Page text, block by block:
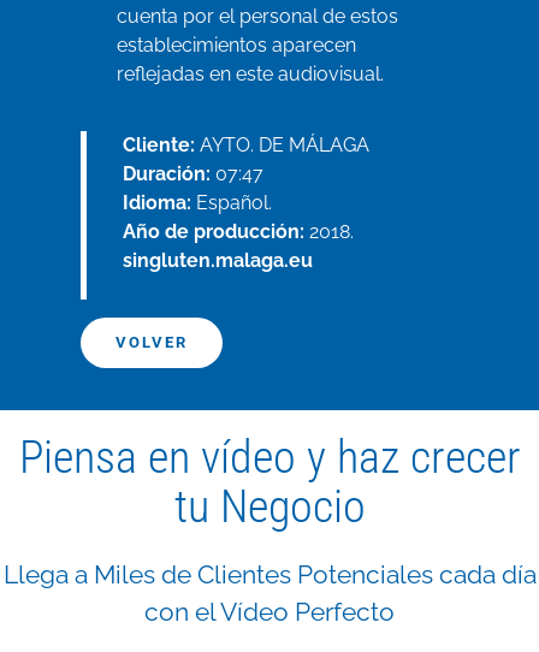
cuenta por el personal de estos
establecimientos aparecen
reflejadas en este audiovisual.
Cliente: AYTO. DE MÁLAGA
Duración: 07:47
Idioma: Español.
Año de producción: 2018.
singluten.malaga.eu
VOLVER
Piensa en vídeo y haz crecer
tu Negocio
Llega a Miles de Clientes Potenciales cada día
con el Vídeo Perfecto